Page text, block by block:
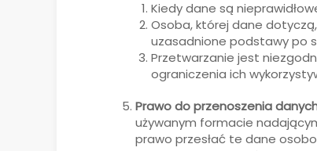
Kiedy dane są
Osoba, której dane
uzasadnione podstawy po
Przetwarzanie jest
ograniczenia ich
Prawo do przenoszenia
używanym formacie
prawo przesłać te dane